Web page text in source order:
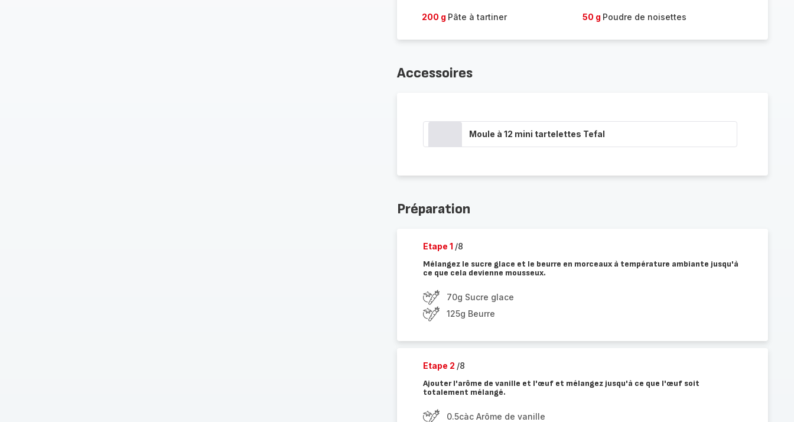
200 g Pâte à tartiner 50 g Poudre de noisettes
Accessoires
Moule à 12 mini tartelettes Tefal
Préparation
Etape 1 /8
Mélangez le sucre glace et le beurre en morceaux à température ambiante jusqu'à
ce que cela devienne mousseux.
70g Sucre glace
125g Beurre
Etape 2 /8
Ajouter l'arôme de vanille et l'œuf et mélangez jusqu'à ce que l'œuf soit
totalement mélangé.
0.5càc Arôme de vanille